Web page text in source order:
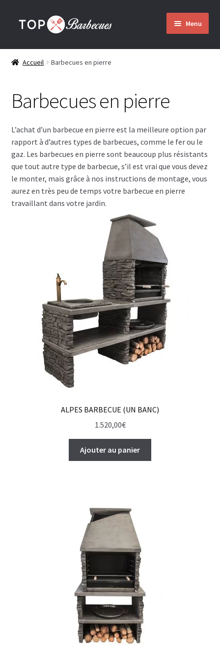
Aller
Aller
Menu
Accueil
Ouvrir
menu
enfant
Montage
Envoi
Contact
Accueil Barbecues en pierre
Barbecues en pierre
L’achat d’un barbecue en pierre est la meilleure option par
rapport à d’autres types de barbecues, comme le fer ou le
gaz. Les barbecues en pierre sont beaucoup plus résistants
que tout autre type de barbecue, s’il est vrai que vous devez
le monter, mais grâce à nos instructions de montage, vous
aurez en très peu de temps votre barbecue en pierre
travaillant dans votre jardin.
ALPES BARBECUE (UN BANC)
1.520,00€
Ajouter au panier